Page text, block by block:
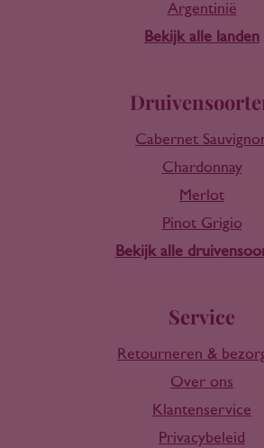
Argentinië
Bekijk alle landen
Cabernet
Chardonnay
Merlot
Pinot Grigio
Bekijk alle
Service
Retourneren &
Over ons
Klantenservice
Privacybeleid